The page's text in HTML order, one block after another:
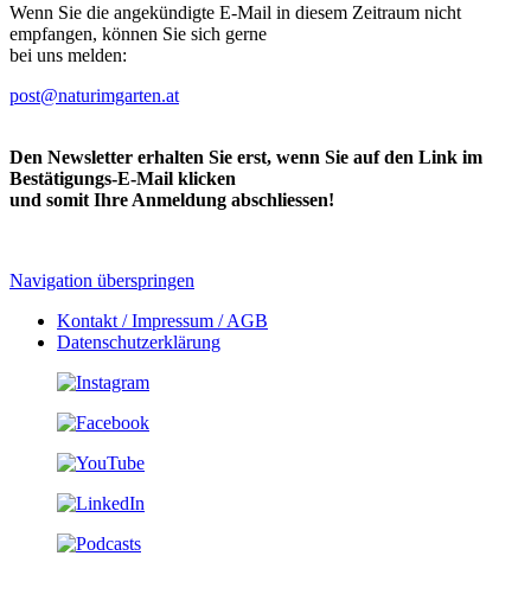
Wenn Sie die angekündigte E-Mail in diesem Zeitraum nicht
empfangen, können Sie sich gerne
bei uns melden:
post@naturimgarten.at
Den Newsletter erhalten Sie erst, wenn Sie auf den Link im
Bestätigungs-E-Mail klicken
und somit Ihre Anmeldung abschliessen!
Navigation überspringen
Kontakt / Impressum / AGB
Datenschutzerklärung